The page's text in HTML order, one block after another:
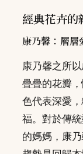
經典花卉的
康乃馨：層層
康乃馨之所
疊疊的花瓣
色代表深愛
福。對於傳
的媽媽，康